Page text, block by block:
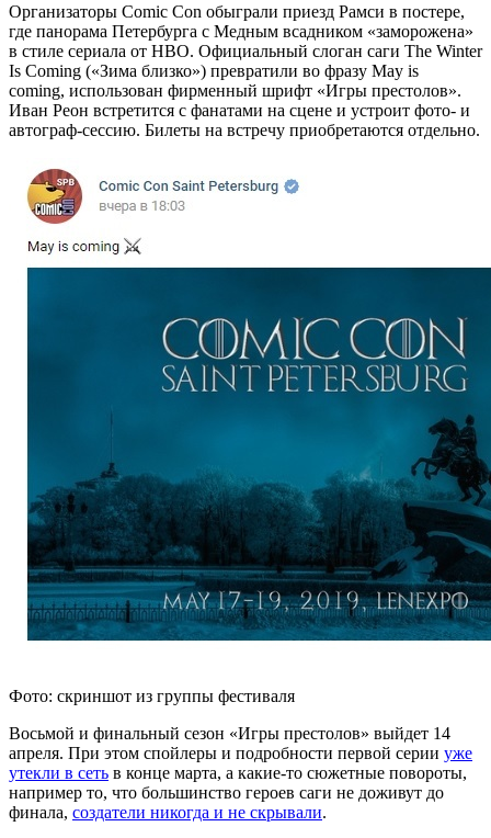
Организаторы Comic Con обыграли приезд Рамси в постере,
где панорама Петербурга с Медным всадником «заморожена»
в стиле сериала от HBO. Официальный слоган саги The Winter
Is Coming («Зима близко») превратили во фразу May is
coming, использован фирменный шрифт «Игры престолов».
Иван Реон встретится с фанатами на сцене и устроит фото- и
автограф-сессию. Билеты на встречу приобретаются отдельно.
Фото: скриншот из группы фестиваля
Восьмой и финальный сезон «Игры престолов» выйдет 14
апреля. При этом спойлеры и подробности первой серии уже
утекли в сеть в конце марта, а какие-то сюжетные повороты,
например то, что большинство героев саги не доживут до
финала, создатели никогда и не скрывали.